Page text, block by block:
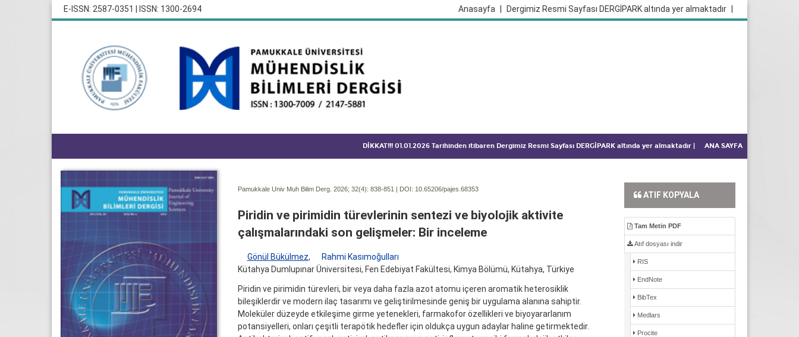
E-ISSN: 2587-0351 | ISSN: 1300-2694 Dergimiz Resmi Sayfası DERGİPARK altında yer almaktadır
Anasayfa
DİKKAT!!! 01.01.2026 Tarihinden itibaren Dergimiz Resmi Sayfası DERGİPARK altında yer almaktadır ANA SAYFA
Pamukkale Univ Muh Bilim Derg. 2026; 32(4): 838-851 | DOI: 10.65206/pajes.68353
Piridin ve pirimidin türevlerinin sentezi ve biyolojik aktivite
çalışmalarındaki son gelişmeler: Bir inceleme
Gönül Bükülmez,
Rahmi Kasımoğulları
Kütahya Dumlupınar Üniversitesi, Fen Edebiyat Fakültesi, Kimya Bölümü, Kütahya, Türkiye
Piridin ve pirimidin türevleri, bir veya daha fazla azot atomu içeren aromatik heterosiklik
bileşiklerdir ve modern ilaç tasarımı ve geliştirilmesinde geniş bir uygulama alanına sahiptir.
Moleküler düzeyde etkileşime girme yetenekleri, farmakofor özellikleri ve biyoyararlanım
potansiyelleri, onları çeşitli terapötik hedefler için oldukça uygun adaylar haline getirmektedir.
ATIF KOPYALA
Tam Metin PDF
Atıf dosyası indir
RIS
EndNote
BibTex
Medlars
Procite